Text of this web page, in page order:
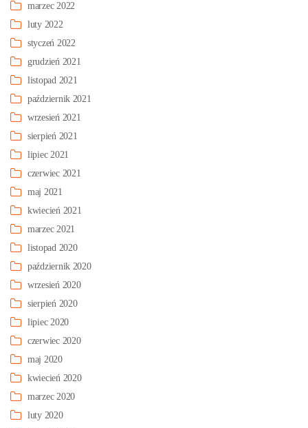
marzec 2022
luty 2022
styczeń 2022
grudzień 2021
listopad 2021
październik 2021
wrzesień 2021
sierpień 2021
lipiec 2021
czerwiec 2021
maj 2021
kwiecień 2021
marzec 2021
listopad 2020
październik 2020
wrzesień 2020
sierpień 2020
lipiec 2020
czerwiec 2020
maj 2020
kwiecień 2020
marzec 2020
luty 2020